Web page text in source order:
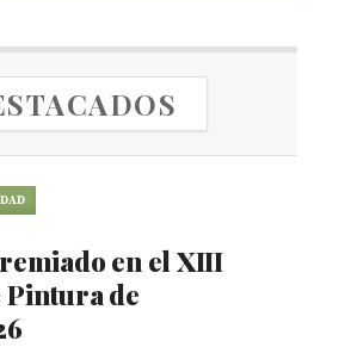
en el XIII
Pintura de